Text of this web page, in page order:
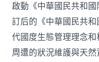
啟動《中華國民共和
訂后的《中華國民共
代國度生態管理理念
周遭的狀況維護與天